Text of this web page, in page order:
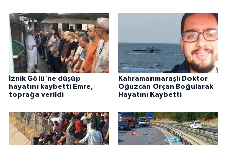
İznik Gölü'ne düşüp
hayatını kaybetti Emre,
toprağa verildi
Kahramanmaraşlı Doktor
Oğuzcan Orçan Boğularak
Hayatını Kaybetti